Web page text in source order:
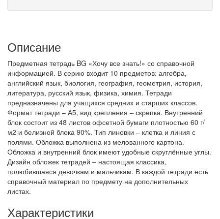
Описание
Предметная тетрадь BG «Хочу все знать!» со справочной
информацией. В серию входит 10 предметов: алгебра,
английский язык, биология, география, геометрия, история,
литература, русский язык, физика, химия. Тетради
предназначены для учащихся средних и старших классов.
Формат тетради – А5, вид крепления – скрепка. Внутренний
блок состоит из 48 листов офсетной бумаги плотностью 60 г/
м2 и белизной блока 90%. Тип линовки – клетка и линия с
полями. Обложка выполнена из мелованного картона.
Обложка и внутренний блок имеют удобные скруглённые углы.
Дизайн обложек тетрадей – настоящая классика,
полюбившаяся девочкам и мальчикам. В каждой тетради есть
справочный материал по предмету на дополнительных
листах.
Характеристики